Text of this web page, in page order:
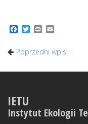
Facebook
Twitter
Print
Poprzedni wpis
IETU
Instytut Ekologii